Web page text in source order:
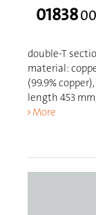
01838
double-T
material:
(99.9%
length 453
More